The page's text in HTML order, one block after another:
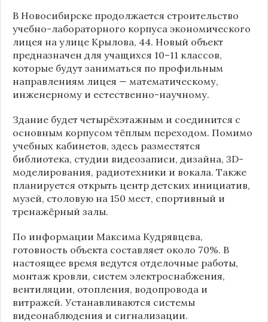
В Новосибирске продолжается строительство
учебно-лабораторного корпуса экономического
лицея на улице Крылова, 44. Новый объект
предназначен для учащихся 10–11 классов,
которые будут заниматься по профильным
направлениям лицея — математическому,
инженерному и естественно-научному.
Здание будет четырёхэтажным и соединится с
основным корпусом тёплым переходом. Помимо
учебных кабинетов, здесь разместятся
библиотека, студии видеозаписи, дизайна, 3D-
моделирования, радиотехники и вокала. Также
планируется открыть центр детских инициатив,
музей, столовую на 150 мест, спортивный и
тренажёрный залы.
По информации Максима Кудрявцева,
готовность объекта составляет около 70%. В
настоящее время ведутся отделочные работы,
монтаж кровли, систем электроснабжения,
вентиляции, отопления, водопровода и
витражей. Устанавливаются системы
видеонаблюдения и сигнализации.